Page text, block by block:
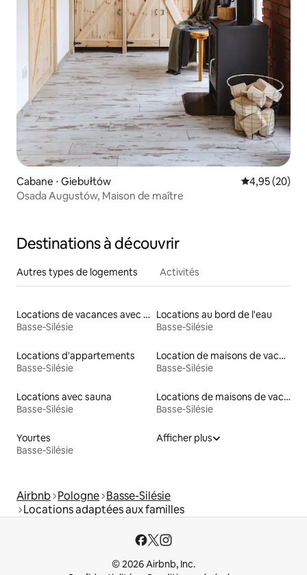
Cabane ⋅ Giebułtów Évaluation
4,95 (20)
Osada Augustów, Maison de maître
Destinations à découvrir
Autres types de logements Activités
Locations de vacances avec piscine
Basse-Silésie
Locations au bord de l'eau
Basse-Silésie
Locations d'appartements
Basse-Silésie
Location de maisons de vacances
Basse-Silésie
Locations avec sauna
Basse-Silésie
Locations de maisons de vacances
Basse-Silésie
Yourtes
Basse-Silésie
Afficher plus
Airbnb Pologne Basse-Silésie
Locations adaptées aux familles
© 2026 Airbnb, Inc.